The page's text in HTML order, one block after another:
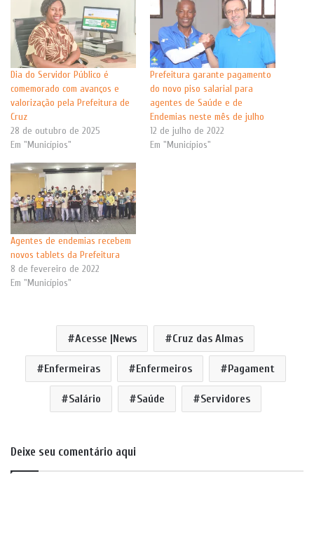
Dia do Servidor Público é
comemorado com avanços e
valorização pela Prefeitura de
Cruz
28 de outubro de 2025
Em "Municípios"
Prefeitura garante pagamento
do novo piso salarial para
agentes de Saúde e de
Endemias neste mês de julho
12 de julho de 2022
Em "Municípios"
Agentes de endemias recebem
novos tablets da Prefeitura
8 de fevereiro de 2022
Em "Municípios"
Acesse |News Cruz das Almas
Enfermeiras Enfermeiros Pagament
Salário Saúde Servidores
Deixe seu comentário aqui